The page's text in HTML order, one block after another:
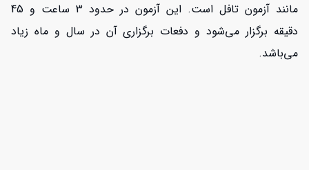
مانند آزمون تافل است. این آزمون در حدود 3 ساعت و 45
دقیقه برگزار می‌شود و دفعات برگزاری آن در سال و ماه زیاد
می‌باشد.